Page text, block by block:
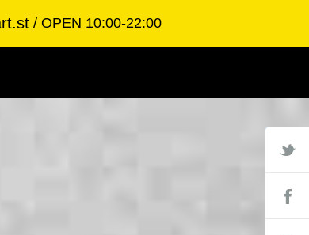
OPEN 10:00-22:00